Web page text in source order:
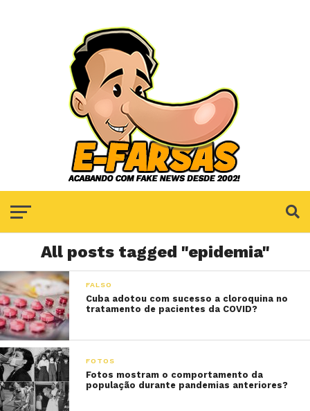
All posts tagged "epidemia"
FALSO
Cuba adotou com sucesso a cloroquina no
tratamento de pacientes da COVID?
FOTOS
Fotos mostram o comportamento da
população durante pandemias anteriores?